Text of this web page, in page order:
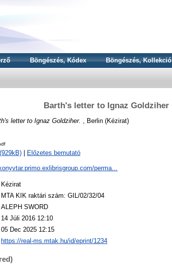
Böngészés, Kódex Böngészés, Kollekció
Barth's letter to Ignaz Goldziher
letter to Ignaz Goldziher. , Berlin (Kézirat)
Előzetes bemutató
perma...
Kézirat
MTA KIK raktári szám: GIL/02/32/04
ALEPH SWORD
14 Júli 2016 12:10
05 Dec 2025 12:15
https://real-ms.mtak.hu/id/eprint/1234